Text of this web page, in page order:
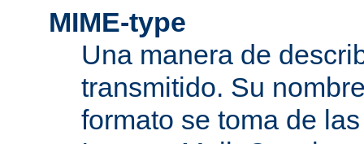
MIME-type
Una manera de
transmitido. Su
formato se toma de